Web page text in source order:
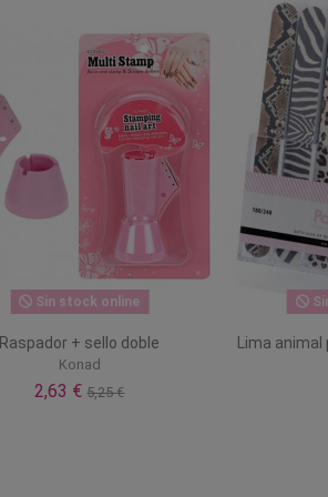
Sin stock online
Raspador + sello doble
Konad
2,63 €5,25 €
Lima